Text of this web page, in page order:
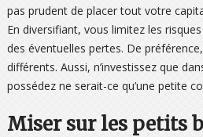
pas prudent de placer tout votre
En diversifiant, vous limitez les
des éventuelles pertes. De
différents. Aussi, n’investissez que
possédez ne serait-ce qu’une petite
Miser sur les petits